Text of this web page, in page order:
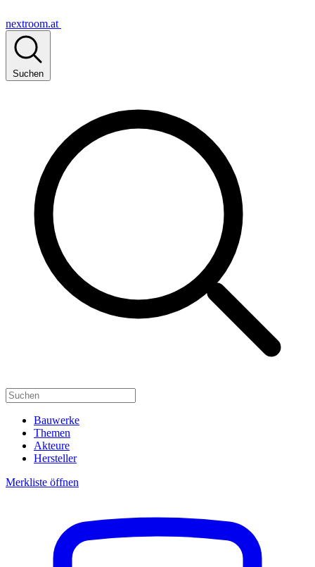
nextroom.at
Suchen
Bauwerke
Themen
Akteure
Hersteller
Merkliste öffnen